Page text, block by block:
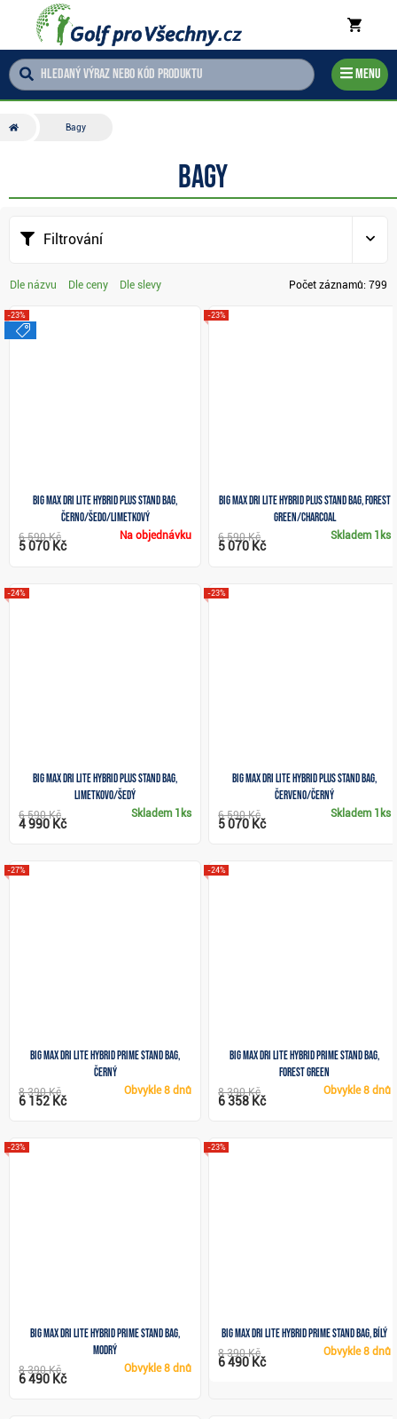
Menu
Bagy
Bagy
Filtrování
Dle názvu Dle ceny Dle slevy Počet záznamů: 799
Big Max Dri Lite Hybrid Plus stand bag,
černo/šedo/limetkový
-23%
Na objednávku
6 590 Kč
5 070 Kč
Big Max Dri Lite Hybrid Plus stand bag, forest
green/charcoal
-23%
Skladem 1ks
6 590 Kč
5 070 Kč
Big Max Dri Lite Hybrid Plus stand bag,
limetkovo/šedý
-24%
Skladem 1ks
6 590 Kč
4 990 Kč
Big Max Dri Lite Hybrid Plus stand bag,
červeno/černý
-23%
Skladem 1ks
6 590 Kč
5 070 Kč
Big Max Dri Lite Hybrid Prime stand bag,
černý
-27%
Obvykle8 dnů
8 390 Kč
6 152 Kč
Big Max Dri Lite Hybrid Prime stand bag,
forest green
-24%
Obvykle8 dnů
8 390 Kč
6 358 Kč
Big Max Dri Lite Hybrid Prime stand bag,
modrý
-23%
Obvykle8 dnů
8 390 Kč
6 490 Kč
Big Max Dri Lite Hybrid Prime stand bag, bílý
-23%
Obvykle8 dnů
8 390 Kč
6 490 Kč